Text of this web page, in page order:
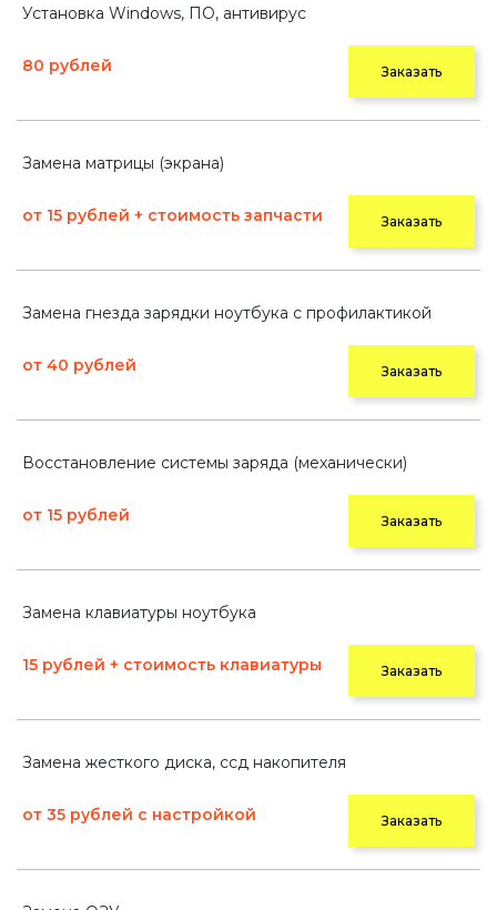
Установка Windows, ПО, антивирус
80 рублей Заказать
Замена матрицы (экрана)
от 15 рублей + стоимость запчасти Заказать
Замена гнезда зарядки ноутбука с профилактикой
от 40 рублей Заказать
Восстановление системы заряда (механически)
от 15 рублей Заказать
Замена клавиатуры ноутбука
15 рублей + стоимость клавиатуры Заказать
Замена жесткого диска, ссд накопителя
от 35 рублей с настройкой Заказать